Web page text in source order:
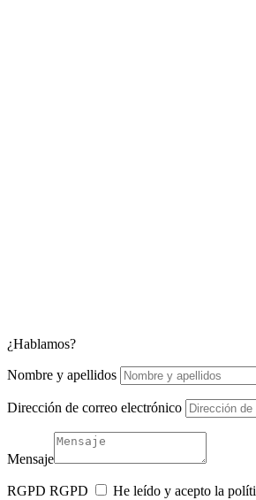
¿Hablamos?
Nombre y apellidos
Dirección de correo electrónico
Mensaje
RGPD RGPD He leído y acepto la